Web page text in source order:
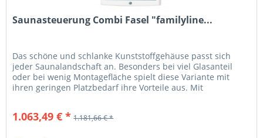
Saunasteuerung Combi Fasel "familyline...
Das schöne und schlanke Kunststoffgehäuse passt sich
jeder Saunalandschaft an. Besonders bei viel Glasanteil
oder bei wenig Montagefläche spielt diese Variante mit
ihren geringen Platzbedarf ihre Vorteile aus. Mit
1.063,49 € * 1.181,66 € *